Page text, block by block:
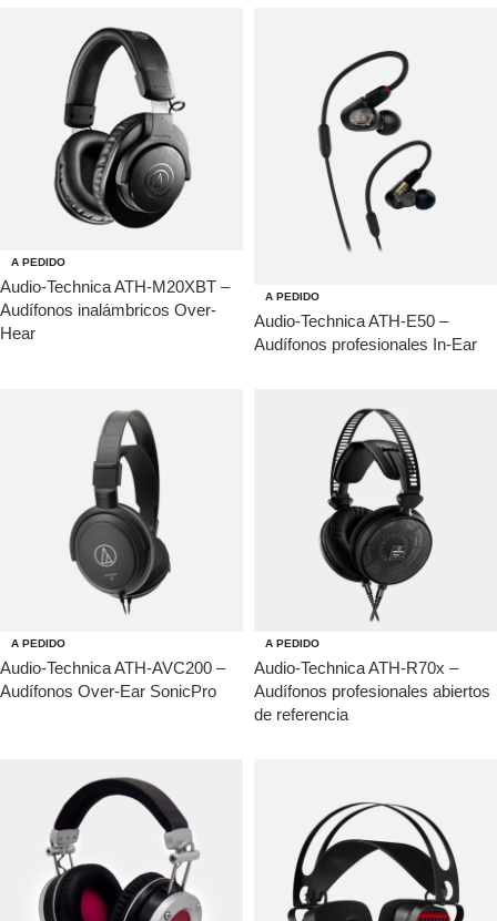
A PEDIDO
Audio-Technica ATH-M20XBT –
Audífonos inalámbricos Over-
Hear
A PEDIDO
Audio-Technica ATH-E50 –
Audífonos profesionales In-Ear
A PEDIDO
Audio-Technica ATH-AVC200 –
Audífonos Over-Ear SonicPro
A PEDIDO
Audio-Technica ATH-R70x –
Audífonos profesionales abiertos
de referencia